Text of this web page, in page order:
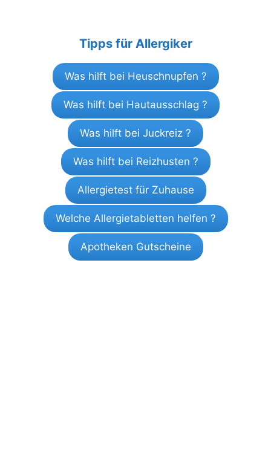
Tipps für Allergiker
Was hilft bei Heuschnupfen ?
Was hilft bei Hautausschlag ?
Was hilft bei Juckreiz ?
Was hilft bei Reizhusten ?
Allergietest für Zuhause
Welche Allergietabletten helfen ?
Apotheken Gutscheine